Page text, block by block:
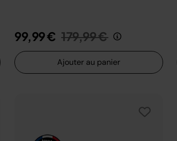
99,99 € Prix réduit de
179,99 €au
Ajouter au panier